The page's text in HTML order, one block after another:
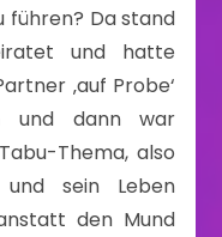
führen? Da stand
und hatte
‚auf Probe‘
und dann war
Thema, also
sein Leben
den Mund